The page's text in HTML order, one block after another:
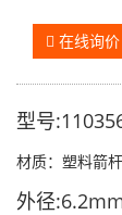
在线询价
型号
材质：塑料箭
外径